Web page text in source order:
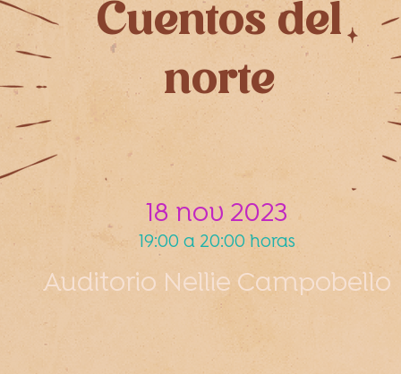
Cuentos del
norte
18 nov 2023
19:00 a 20:00 horas
Auditorio Nellie Campobello